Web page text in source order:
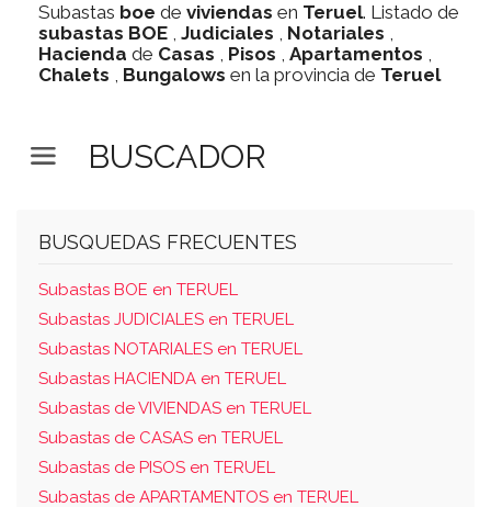
Subastas boe de viviendas en Teruel. Listado de
subastas BOE , Judiciales , Notariales ,
Hacienda de Casas , Pisos , Apartamentos ,
Chalets , Bungalows en la provincia de Teruel
BUSCADOR
BUSQUEDAS FRECUENTES
Subastas BOE en TERUEL
Subastas JUDICIALES en TERUEL
Subastas NOTARIALES en TERUEL
Subastas HACIENDA en TERUEL
Subastas de VIVIENDAS en TERUEL
Subastas de CASAS en TERUEL
Subastas de PISOS en TERUEL
Subastas de APARTAMENTOS en TERUEL